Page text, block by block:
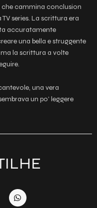
che cammina conclusion
series. La scrittura era
accuratamente
una bella e struggente
la scrittura a volte
una vera
un po’ leggere